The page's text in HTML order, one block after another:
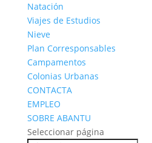
Natación
Viajes de Estudios
Nieve
Plan Corresponsables
Campamentos
Colonias Urbanas
CONTACTA
EMPLEO
SOBRE ABANTU
Seleccionar página